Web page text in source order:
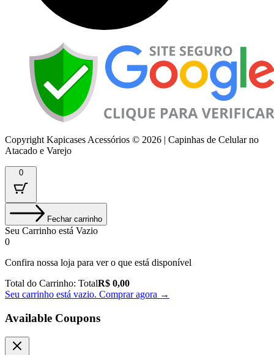
Copyright Kapicases Acessórios © 2026 | Capinhas de Celular no
Atacado e Varejo
0
Fechar carrinho
Seu Carrinho está Vazio
0
Confira nossa loja para ver o que está disponível
Total do Carrinho: TotalR$ 0,00
Seu carrinho está vazio. Comprar agora →
Available Coupons